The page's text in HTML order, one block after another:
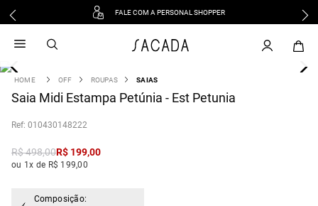
FALE COM A PERSONAL SHOPPER
OFF ROUPAS SAIAS
Saia Midi Estampa Petúnia - Est Petunia
: 010430148222
R$498,00R$ 199,00
ou 1x de R$ 199,00
Composição:
vestido
3 º blusa
º tricot
º macacão
jeans